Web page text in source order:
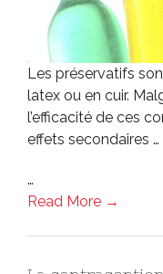
Les préservatifs
latex ou en cuir.
l’efficacité de ces
effets secondaires …
…
Read More →